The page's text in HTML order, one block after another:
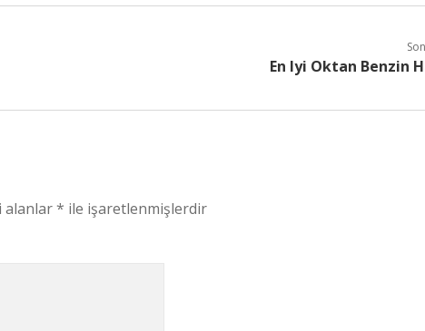
En Iyi Oktan Benzin
alanlar* ile işaretlenmişlerdir